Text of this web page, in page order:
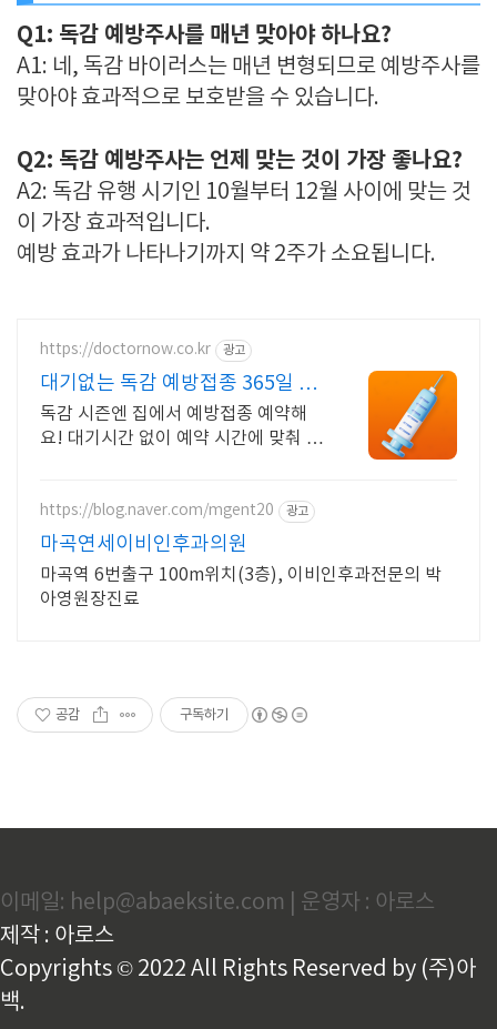
Q1: 독감 예방주사를 매년 맞아야 하나요?
A1: 네, 독감 바이러스는 매년 변형되므로 예방주사를
맞아야 효과적으로 보호받을 수 있습니다.
Q2: 독감 예방주사는 언제 맞는 것이 가장 좋나요?
A2: 독감 유행 시기인 10월부터 12월 사이에 맞는 것
이 가장 효과적입니다.
예방 효과가 나타나기까지 약 2주가 소요됩니다.
https://doctornow.co.kr 광고
대기없는 독감 예방접종 365일 24
시간 진료가능
독감 시즌엔 집에서 예방접종 예약해
요! 대기시간 없이 예약 시간에 맞춰 방
https://blog.naver.com/mgent20 광고
마곡연세이비인후과의원
마곡역 6번출구 100m위치(3층), 이비인후과전문의 박
아영원장진료
공감 구독하기
이메일: help@abaeksite.com | 운영자 : 아로스
제작 : 아로스
Copyrights © 2022 All Rights Reserved by (주)아
백.